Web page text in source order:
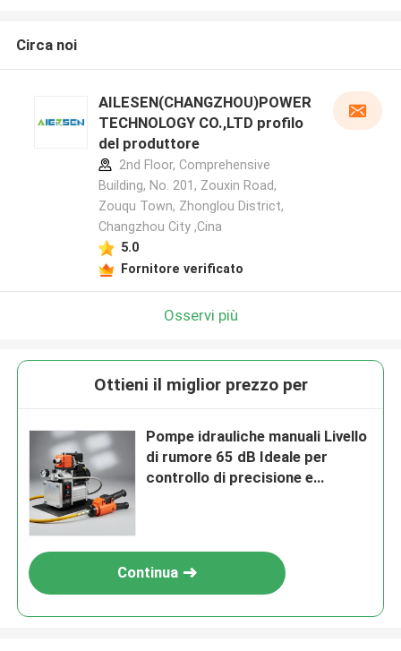
Circa noi
AILESEN(CHANGZHOU)POWER
TECHNOLOGY CO.,LTD profilo
del produttore
2nd Floor, Comprehensive
Building, No. 201, Zouxin Road,
Zouqu Town, Zhonglou District,
Changzhou City ,Cina
5.0
Fornitore verificato
Osservi più
Ottieni il miglior prezzo per
Pompe idrauliche manuali Livello
di rumore 65 dB Ideale per
controllo di precisione e
Continua